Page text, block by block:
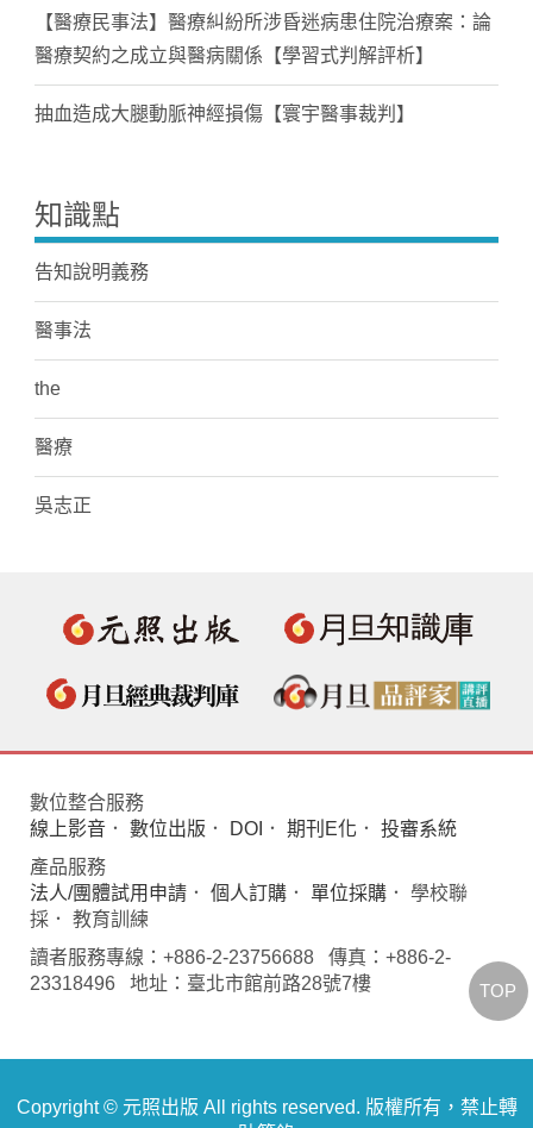
【醫療民事法】醫療糾紛所涉昏迷病患住院治療案：論
醫療契約之成立與醫病關係【學習式判解評析】
抽血造成大腿動脈神經損傷【寰宇醫事裁判】
知識點
告知說明義務
醫事法
the
醫療
吳志正
數位整合服務
線上影音 ． 數位出版 ． DOI ． 期刊E化 ． 投審系統
產品服務
法人/團體試用申請 ． 個人訂購 ． 單位採購 ． 學校聯
採． 教育訓練
讀者服務專線：+886-2-23756688 傳真：+886-2-
23318496 地址：臺北市館前路28號7樓
Copyright © 元照出版 All rights reserved. 版權所有，禁止轉
TOP